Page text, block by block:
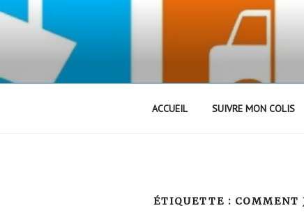
Aller
ACCUEIL SUIVRE MON COLIS
ÉTIQUETTE : COMMENT